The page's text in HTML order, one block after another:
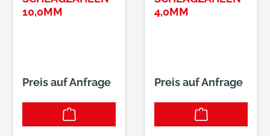
10,0MM
Preis auf Anfrage
4,0MM
Preis auf Anfrage